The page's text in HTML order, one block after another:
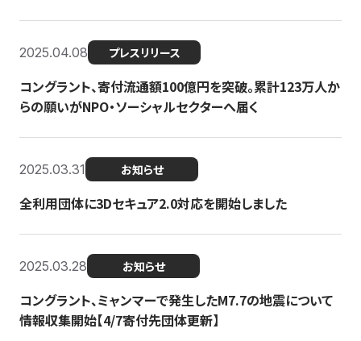
2025.04.08 プレスリリース
コングラント、寄付流通額100億円を突破。累計123万人か
らの願いがNPO・ソーシャルセクターへ届く
2025.03.31 お知らせ
全利用団体に3Dセキュア2.0対応を開始しました
2025.03.28 お知らせ
コングラント、ミャンマーで発生したM7.7の地震について
情報収集開始【4/7寄付先団体更新】